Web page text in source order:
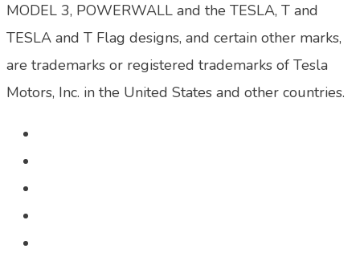
MODEL 3, POWERWALL and the TESLA, T and
TESLA and T Flag designs, and certain other marks,
are trademarks or registered trademarks of Tesla
Motors, Inc. in the United States and other countries.